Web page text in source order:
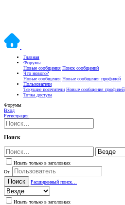
Главная
Форумы
Новые сообщения Поиск сообщений
Что нового?
Новые сообщения Новые сообщения профилей
Пользователи
Текущие посетители Новые сообщения профилей
Точка доступа
Форумы
Вход
Регистрация
Поиск
Искать только в заголовках
От:
Поиск Расширенный поиск…
Искать только в заголовках